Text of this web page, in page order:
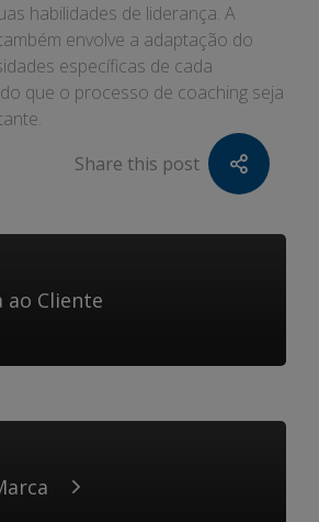
habilidades de liderança. A
envolve a adaptação do
específicas de cada
que o processo de coaching seja
Share this post
ao Cliente